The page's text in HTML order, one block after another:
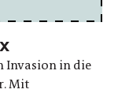
Invasion in die
Mit